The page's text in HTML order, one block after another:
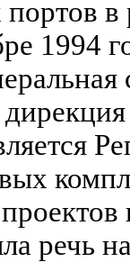
1994
речь